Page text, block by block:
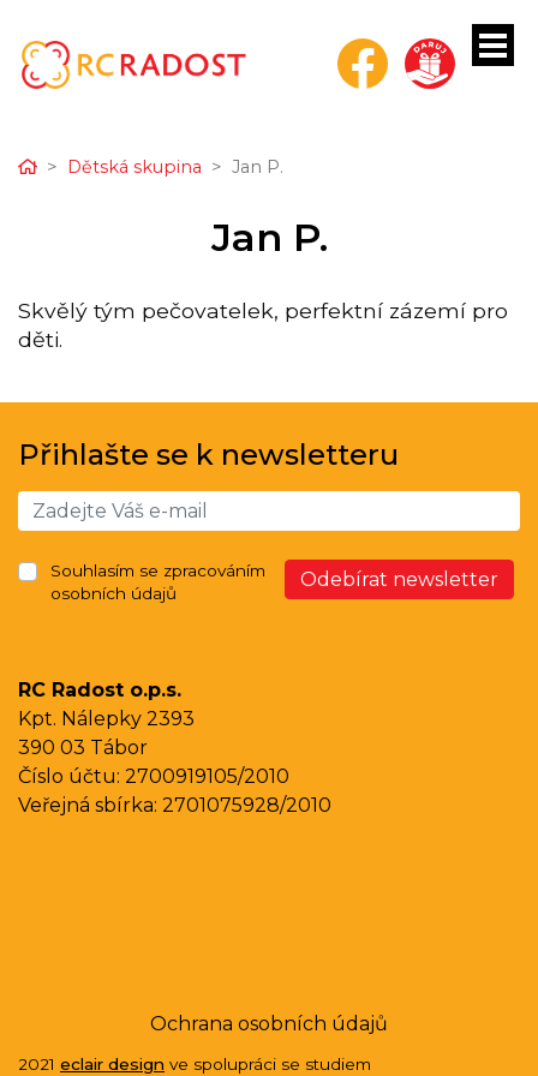
HomeDětská skupina Jan P.
Jan P.
Skvělý tým pečovatelek, perfektní zázemí pro
děti.
Přihlašte se k newsletteru
Souhlasím se zpracováním
osobních údajů
Odebírat newsletter
RC Radost o.p.s.
Kpt. Nálepky 2393
390 03 Tábor
Číslo účtu: 2700919105/2010
Veřejná sbírka: 2701075928/2010
Ochrana osobních údajů
2021 eclair design ve spolupráci se studiem